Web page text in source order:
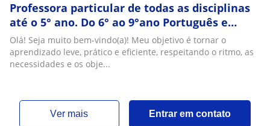
Professora particular de todas as disciplinas
até o 5° ano. Do 6° ao 9°ano Português e
Matemática
Olá! Seja muito bem-vindo(a)! Meu objetivo é tornar o
aprendizado leve, prático e eficiente, respeitando o ritmo, as
necessidades e os obje...
ver mais Entrar em contato